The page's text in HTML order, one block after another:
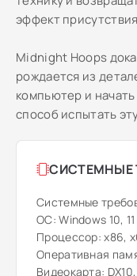
эффект
Midnight Hoops
рождается из
компьютер и
способ испытать
СИСТЕМНЫЕ
Системные
ОС: Windows 10,
Процессор: x86,
Оперативная
Видеокарта: DX10,